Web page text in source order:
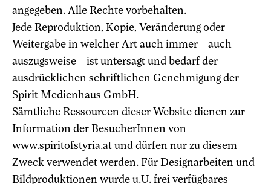
angegeben. Alle Rechte vorbehalten.
Jede Reproduktion, Kopie, Veränderung oder
Weitergabe in welcher Art auch immer – auch
auszugsweise – ist untersagt und bedarf der
ausdrücklichen schriftlichen Genehmigung der
Spirit Medienhaus GmbH.
Sämtliche Ressourcen dieser Website dienen zur
Information der BesucherInnen von
www.spiritofstyria.at und dürfen nur zu diesem
Zweck verwendet werden. Für Designarbeiten und
Bildproduktionen wurde u.U. frei verfügbares